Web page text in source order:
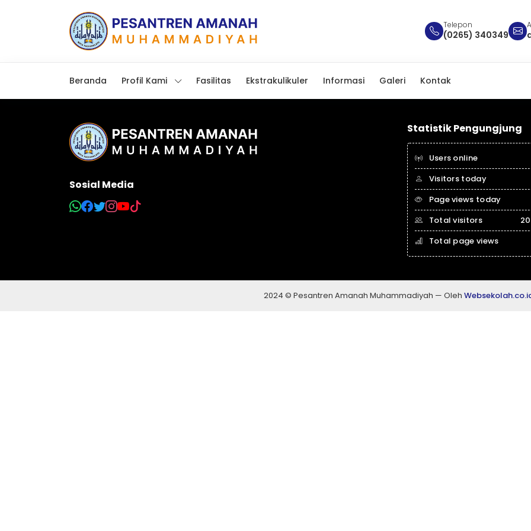
Telepon
(0265) 340349
Beranda Profil Kami Fasilitas Ekstrakulikuler Informasi Galeri Kontak
Sosial Media
Statistik Pengungjung
Users online
Visitors today
Page views today
Total visitors
Total page views
2024 © Pesantren Amanah Muhammadiyah — Oleh